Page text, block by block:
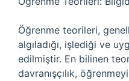
Öğrenme teorileri,
algıladığı, işlediği ve
edilmiştir. En bilinen
davranışçılık,